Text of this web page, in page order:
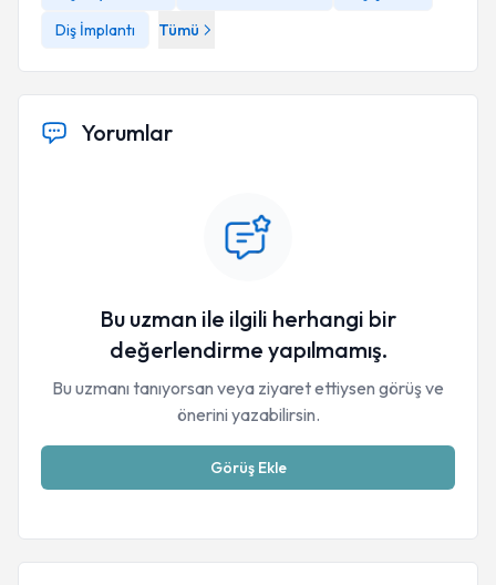
Diş İmplantı
Tümü
Yorumlar
Bu uzman ile ilgili herhangi bir
değerlendirme yapılmamış.
Bu uzmanı tanıyorsan veya ziyaret ettiysen görüş ve
önerini yazabilirsin.
Görüş Ekle